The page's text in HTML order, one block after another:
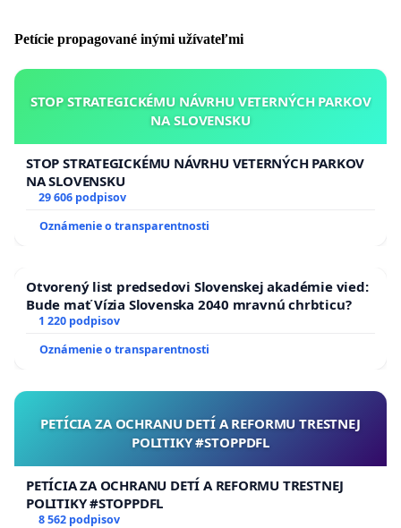
Petície propagované inými užívateľmi
STOP STRATEGICKÉMU NÁVRHU VETERNÝCH PARKOV
NA SLOVENSKU
STOP STRATEGICKÉMU NÁVRHU VETERNÝCH PARKOV
NA SLOVENSKU
29 606 podpisov
Oznámenie o transparentnosti
Otvorený list predsedovi Slovenskej akadémie vied:
Bude mať Vízia Slovenska 2040 mravnú chrbticu?
1 220 podpisov
Oznámenie o transparentnosti
PETÍCIA ZA OCHRANU DETÍ A REFORMU TRESTNEJ
POLITIKY #STOPPDFL
PETÍCIA ZA OCHRANU DETÍ A REFORMU TRESTNEJ
POLITIKY #STOPPDFL
8 562 podpisov